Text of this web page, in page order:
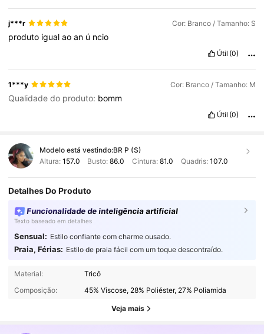
j***r Cor: Branco / Tamanho: S
produto igualaoan ú ncio
Útil (0)
1***y Cor: Branco / Tamanho: M
Qualidade do produto: bomm
Útil (0)
Modelo está vestindo:BR P (S)
Altura: 157.0 Busto:86.0 Cintura: 81.0 Quadris: 107.0
Detalhes Do Produto
Funcionalidade de inteligência artificial
Texto baseado em detalhes
Sensual: Estilo confiante com charme ousado.
Praia, Férias: Estilo de praia fácil com um toque descontraído.
Material:
Tricô
Composição:
45% Viscose, 28% Poliéster, 27% Poliamida
Veja mais